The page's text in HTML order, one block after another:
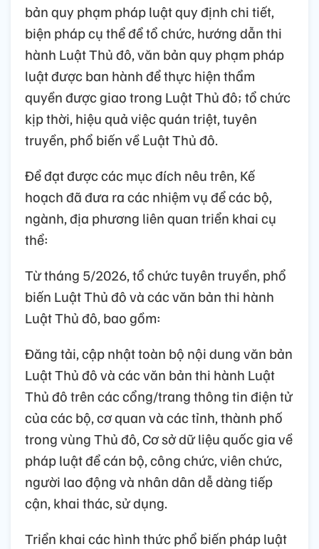
bản quy phạm pháp luật quy định chi tiết,
biện pháp cụ thể để tổ chức, hướng dẫn thi
hành Luật Thủ đô, văn bản quy phạm pháp
luật được ban hành để thực hiện thẩm
quyền được giao trong Luật Thủ đô; tổ chức
kịp thời, hiệu quả việc quán triệt, tuyên
truyền, phổ biến về Luật Thủ đô.
Để đạt được các mục đích nêu trên, Kế
hoạch đã đưa ra các nhiệm vụ để các bộ,
ngành, địa phương liên quan triển khai cụ
thể:
Từ tháng 5/2026, tổ chức tuyên truyền, phổ
biến Luật Thủ đô và các văn bản thi hành
Luật Thủ đô, bao gồm:
Đăng tải, cập nhật toàn bộ nội dung văn bản
Luật Thủ đô và các văn bản thi hành Luật
Thủ đô trên các cổng/trang thông tin điện tử
của các bộ, cơ quan và các tỉnh, thành phố
trong vùng Thủ đô, Cơ sở dữ liệu quốc gia về
pháp luật để cán bộ, công chức, viên chức,
người lao động và nhân dân dễ dàng tiếp
cận, khai thác, sử dụng.
Triển khai các hình thức phổ biến pháp luật